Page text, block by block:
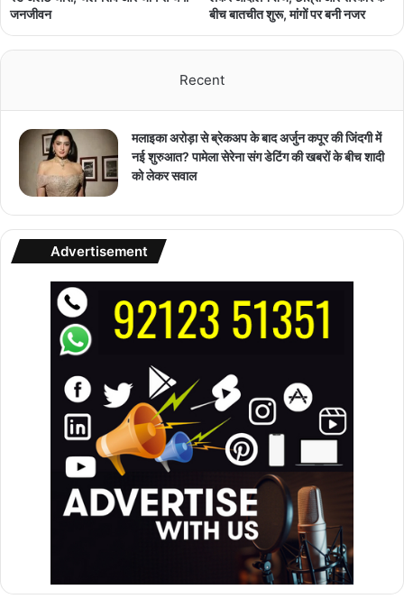
जनजीवन
बीच बातचीत शुरू, मांगों पर बनी नजर
Recent
मलाइका अरोड़ा से ब्रेकअप के बाद अर्जुन कपूर की जिंदगी में
नई शुरुआत? पामेला सेरेना संग डेटिंग की खबरों के बीच शादी
को लेकर सवाल
Advertisement